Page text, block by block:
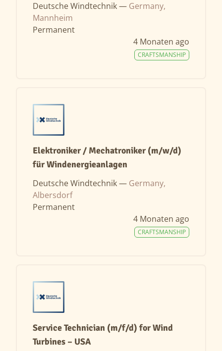
Deutsche Windtechnik — Germany,
Mannheim
Permanent
4 Monaten ago
CRAFTSMANSHIP
Elektroniker / Mechatroniker (m/w/d)
für Windenergieanlagen
Deutsche Windtechnik — Germany,
Albersdorf
Permanent
4 Monaten ago
CRAFTSMANSHIP
Service Technician (m/f/d) for Wind
Turbines – USA